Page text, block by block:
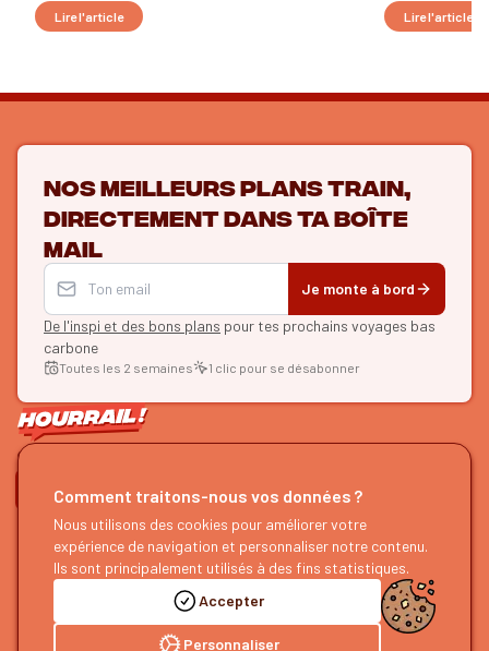
Lire l'article Lire l'article
Nos meilleurs plans train,
directement dans ta boîte
mail
Je monte à bord
De l'inspi et des bons plans pour tes prochains voyages bas
carbone
Toutes les 2 semaines 1 clic pour se désabonner
ON SE SUIT ?
HOURRAIL !
À propos
Devenir partenaire
Nous faire un retour
EXPLORER
Recherche d'itinéraires
Nos guides
Notre blog
Notre podcast
Accepter
Personnaliser
Comment traitons-nous vos données ?
Nous utilisons des cookies pour améliorer votre
expérience de navigation et personnaliser notre contenu.
Ils sont principalement utilisés à des fins statistiques.